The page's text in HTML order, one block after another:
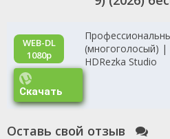
политического давления. И есть
из прошлого Декера, которая
информацией, помощью или новыми
неясны, и Декер не знает, доверять
эпизод — это новое дело: от
токсичных отходов в Эверглейдс
браконьерства редких видов; от
коррумпированных застройщиков
в опасные игры флоридской мафии.
WEB-DL
1080p
(многоголосый) |
HDRezka Studio
Скачать
Оставь свой отзыв